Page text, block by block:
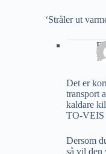
‘Stråler ut
16
Det er
transport
kaldare
TO-VEIS
Dersom
så vil den